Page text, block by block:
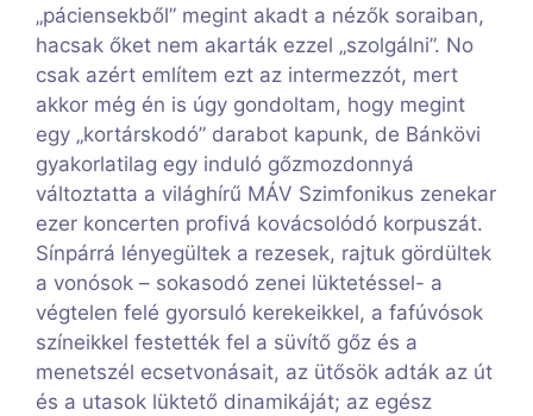
„páciensekből” megint akadt a nézők soraiban,
hacsak őket nem akarták ezzel „szolgálni”. No
csak azért említem ezt az intermezzót, mert
akkor még én is úgy gondoltam, hogy megint
egy „kortárskodó” darabot kapunk, de Bánkövi
gyakorlatilag egy induló gőzmozdonnyá
változtatta a világhírű MÁV Szimfonikus zenekar
ezer koncerten profivá kovácsolódó korpuszát.
Sínpárrá lényegültek a rezesek, rajtuk gördültek
a vonósok – sokasodó zenei lüktetéssel- a
végtelen felé gyorsuló kerekeikkel, a fafúvósok
színeikkel festették fel a süvítő gőz és a
menetszél ecsetvonásait, az ütősök adták az út
és a utasok lüktető dinamikáját; az egész